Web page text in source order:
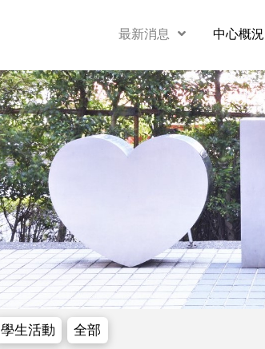
最新消息 中心概況
學生活動 全部